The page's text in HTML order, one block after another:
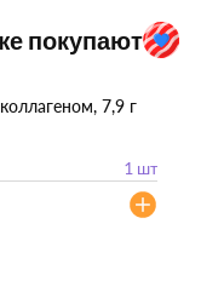
покупают
7,9 г
1 шт